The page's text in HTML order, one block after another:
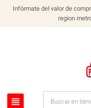
Infórmate del valor de
region
view_headline